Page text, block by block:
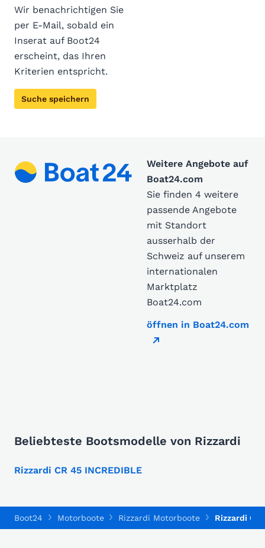
Wir benachrichtigen Sie
per E-Mail, sobald ein
Inserat auf Boot24
erscheint, das Ihren
Kriterien entspricht.
Suche speichern
Weitere Angebote auf
Boat24.com
Sie finden 4 weitere
passende Angebote
mit Standort
ausserhalb der
Schweiz auf unserem
internationalen
Marktplatz
Boat24.com
öffnen in Boat24.com
Beliebteste Bootsmodelle von Rizzardi
Rizzardi CR 45 INCREDIBLE
Boot24 Motorboote Rizzardi Motorboote Rizzardi CR